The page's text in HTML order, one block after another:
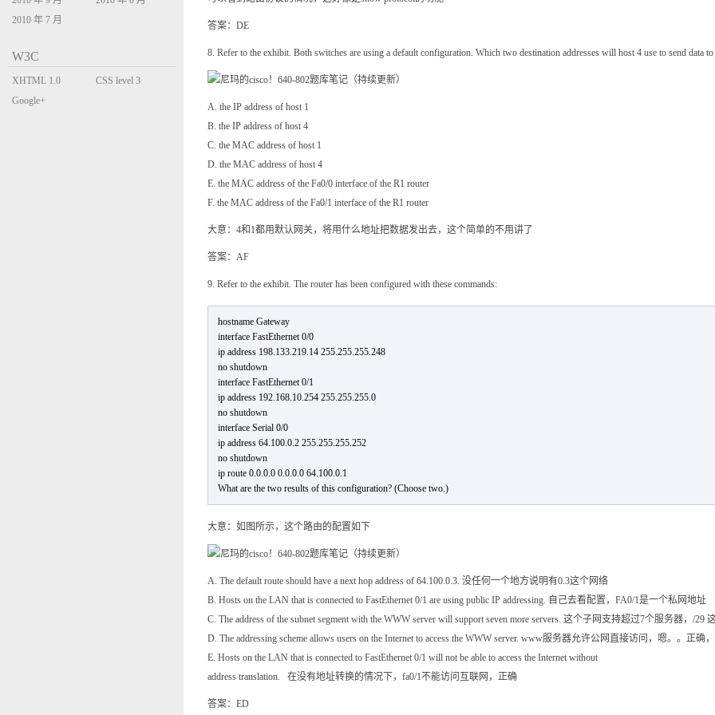
答案：DE
8. Refer to the exhibit. Both switches are using a default configuration. Which two destination addresses will host 4 use to send data
A. the IP address of host 1
B. the IP address of host 4
C. the MAC address of host 1
D. the MAC address of host 4
E. the MAC address of the Fa0/0 interface of the R1 router
F. the MAC address of the Fa0/1 interface of the R1 router
大意：4和1都用默认网关，将用什么地址把数据发出去，这个简单的不用讲了
答案：AF
9. Refer to the exhibit. The router has been configured with these commands:
hostname Gateway
interface FastEthernet 0/0
ip address 198.133.219.14 255.255.255.248
no shutdown
interface FastEthernet 0/1
ip address 192.168.10.254 255.255.255.0
no shutdown
interface Serial 0/0
ip address 64.100.0.2 255.255.255.252
no shutdown
ip route 0.0.0.0 0.0.0.0 64.100.0.1
What are the two results of this configuration? (Choose two.)
大意：如图所示，这个路由的配置如下
A. The default route should have a next hop address of 64.100.0.3. 没任何一个地方说明有0.3这个网络
B. Hosts on the LAN that is connected to FastEthernet 0/1 are using public IP addressing. 自己去看配置，FA0/1是一个私网地址
C. The address of the subnet segment with the WWW server will support seven more servers. 这个子网支持超过7个服务器，/
D. The addressing scheme allows users on the Internet to access the WWW server. www服务器允许公网直接访问，嗯。。正确
E. Hosts on the LAN that is connected to FastEthernet 0/1 will not be able to access the Internet without
address translation. 在没有地址转换的情况下，fa0/1不能访问互联网，正确
答案：ED
2010 年 7 月
W3C
XHTML 1.0
Transitional
CSS level 3
Google+